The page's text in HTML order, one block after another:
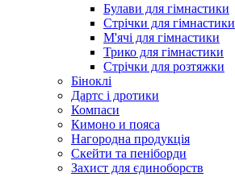
Булави для гімнастики
Стрічки для гімнастики
М'ячі для гімнастики
Трико для гімнастики
Стрічки для розтяжки
Біноклі
Дартс і дротики
Компаси
Кимоно и пояса
Нагородна продукція
Скейти та пеніборди
Захист для єдиноборств